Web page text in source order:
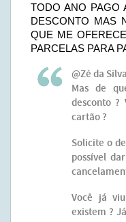
TODO ANO PAGO
DESCONTO MAS
QUE ME
PARCELAS PARA
@Zé da
Mas de
desconto ?
cartão ?
Solicite o
possível
Você já
existem ?